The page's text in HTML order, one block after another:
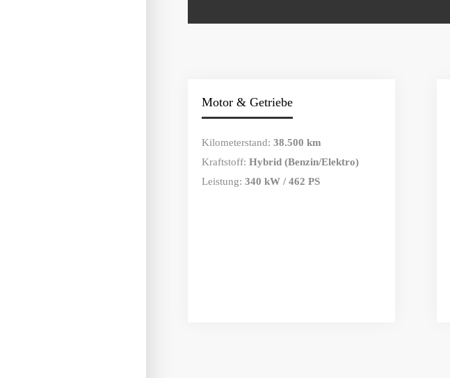
Motor & Getriebe
Kilometerstand: 38.500 km
Kraftstoff: Hybrid (Benzin/Elektro)
Leistung: 340 kW / 462 PS